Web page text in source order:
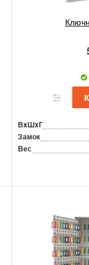
ВxШxГ
Замок
Вес